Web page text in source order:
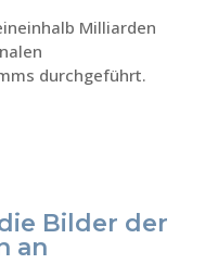
Milliarden
durchgeführt.
Bilder der
an